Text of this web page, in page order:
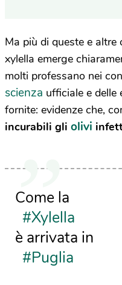
Ma più di queste e altre
xylella emerge
molti professano nei
scienza ufficiale e delle
fornite: evidenze che,
incurabili gli olivi
Come la
#Xylella
è arrivata in
#Puglia